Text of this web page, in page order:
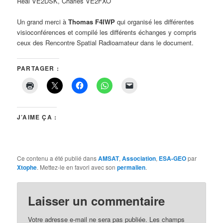
Un grand merci àThomas F4IWP qui organisé les différentes
visioconférences et compilé les différents échanges y compris
ceux des Rencontre Spatial Radioamateur dans le document.
PARTAGER :
J’AIME ÇA :
Ce contenu a été publié dansAMSAT,Association, ESA-GEOpar
Xtophe. Mettez-le en favori avec sonpermalien.
Laisser un commentaire
Votre adresse e-mail ne sera pas publiée. Les champs